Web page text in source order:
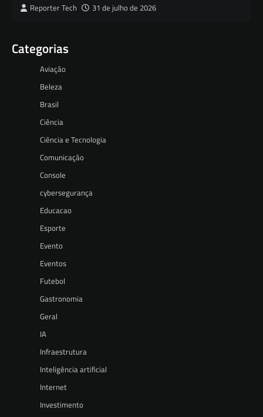
Reporter Tech 31 de julho de 2026
Categorias
Aviação
Beleza
Brasil
Ciência
Ciência e Tecnologia
Comunicação
Console
cybersegurança
Educacao
Esporte
Evento
Eventos
Futebol
Gastronomia
Geral
IA
Infraestrutura
Inteligência artificial
Internet
Investimento